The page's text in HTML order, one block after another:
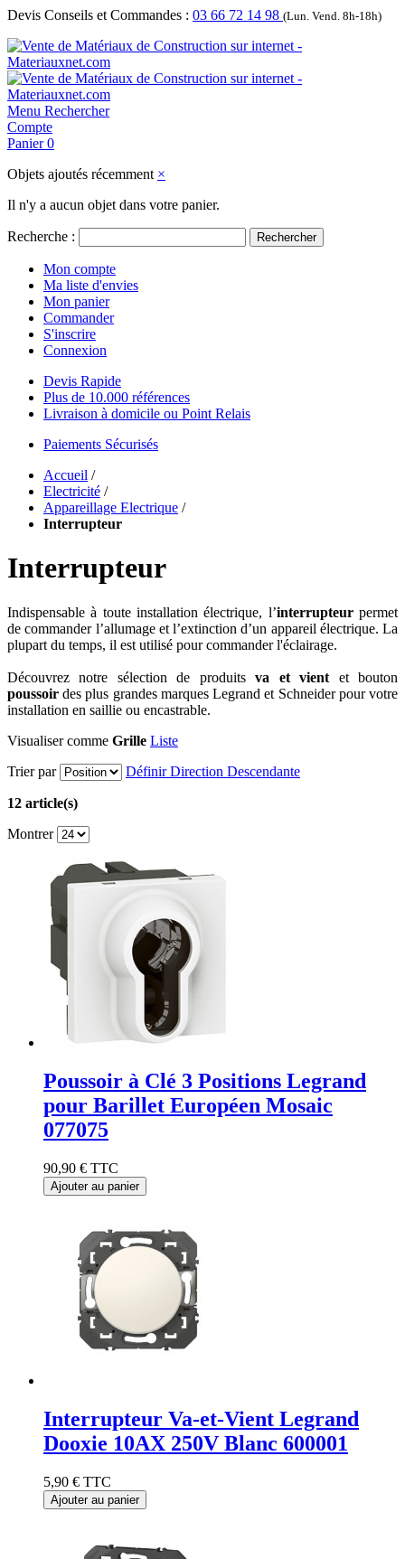
Devis Conseils et Commandes : 03 66 72 14 98 (Lun. Vend. 8h-18h)
Menu Rechercher
Compte
Panier 0
Objets ajoutés récemment ×
Il n'y a aucun objet dans votre panier.
Recherche : Rechercher
Mon compte
Ma liste d'envies
Mon panier
Commander
S'inscrire
Connexion
Devis Rapide
Plus de 10.000 références
Livraison à domicile ou Point Relais
Paiements Sécurisés
Accueil /
Electricité /
Appareillage Electrique /
Interrupteur
Interrupteur
Indispensable à toute installation électrique, l’interrupteurpermet
de commander l’allumage et l’extinction d’un appareil électrique. La
plupart du temps, il est utilisé pour commander l'éclairage.
Découvrez notre sélection de produitsva et vient et bouton
poussoir des plus grandes marques Legrand et Schneider pour votre
installation en saillie ou encastrable.
Visualiser comme Grille Liste
Trier par
Définir Direction Descendante
12 article(s)
Montrer
Poussoir à Clé 3 Positions Legrand
pour Barillet Européen Mosaic
077075
90,90 € TTC
Ajouter au panier
Interrupteur Va-et-Vient Legrand
Dooxie 10AX 250V Blanc 600001
5,90 € TTC
Ajouter au panier